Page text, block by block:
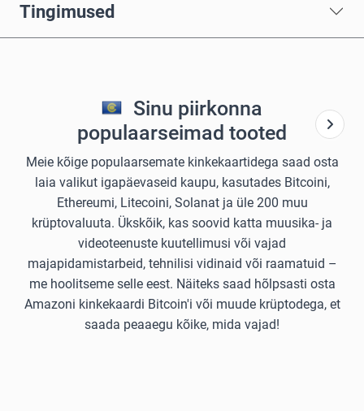
Tingimused
Sinu piirkonna
populaarseimad tooted
Meie kõige populaarsemate kinkekaartidega saad osta
laia valikut igapäevaseid kaupu, kasutades Bitcoini,
Ethereumi, Litecoini, Solanat ja üle 200 muu
krüptovaluuta. Ükskõik, kas soovid katta muusika- ja
videoteenuste kuutellimusi või vajad
majapidamistarbeid, tehnilisi vidinaid või raamatuid –
me hoolitseme selle eest. Näiteks saad hõlpsasti osta
Amazoni kinkekaardi Bitcoin'i või muude krüptodega, et
saada peaaegu kõike, mida vajad!